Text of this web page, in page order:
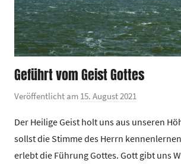
Geführt vom Geist Gottes
Veröffentlicht am 15. August 2021
n
G
e
Der Heilige Geist holt uns aus unseren
sollst die Stimme des Herrn
erlebt die Führung Gottes. Gott gibt uns